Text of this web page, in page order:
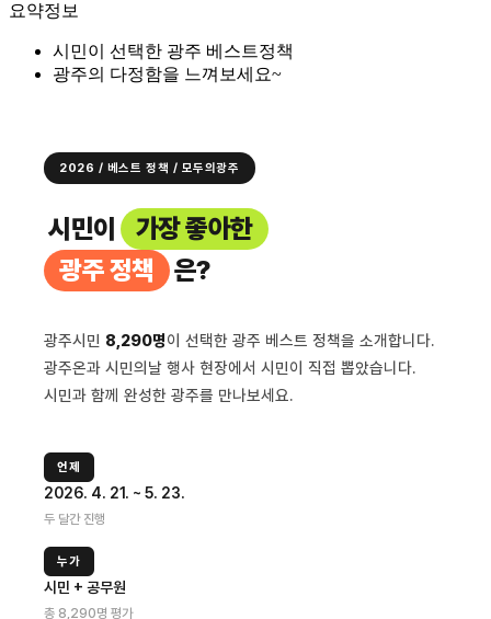
요약정보
시민이 선택한 광주 베스트정책
광주의 다정함을 느껴보세요~
2026 / 베스트 정책 / 모두의광주
시민이
가장 좋아한
광주 정책
은?
광주시민 8,290명이 선택한 광주 베스트 정책을 소개합니다.
광주온과 시민의날 행사 현장에서 시민이 직접 뽑았습니다.
시민과 함께 완성한 광주를 만나보세요.
언제
2026. 4. 21. ~ 5. 23.
두 달간 진행
누가
시민 + 공무원
총 8,290명 평가